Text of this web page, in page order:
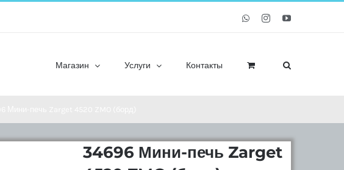
WhatsappInstagramYouTube
Магазин Услуги Контакты
34696 Мини-печь Zarget